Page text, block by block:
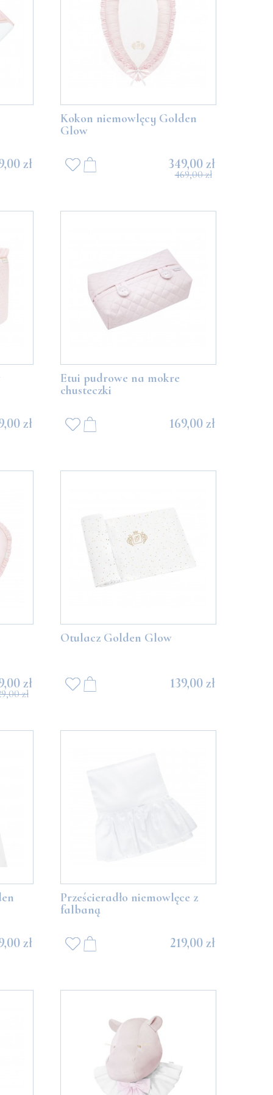
489,00 zł
zł
Kokon niemowlęcy Golden
Glow
349,00 zł
469,00 zł
zł
Etui pudrowe na mokre
chusteczki
169,00 zł
zł
zł
Otulacz Golden Glow
139,00 zł
zł
Prześcieradło niemowlęce z
falbaną
219,00 zł